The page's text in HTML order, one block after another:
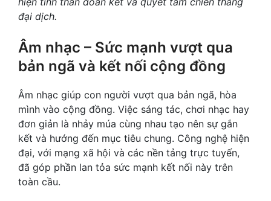
đại dịch.
Âm nhạc – Sức mạnh vượt qua
bản ngã và kết nối cộng đồng
Âm nhạc giúp con người vượt qua bản ngã, hòa
mình vào cộng đồng. Việc sáng tác, chơi nhạc hay
đơn giản là nhảy múa cùng nhau tạo nên sự gắn
kết và hướng đến mục tiêu chung. Công nghệ hiện
đại, với mạng xã hội và các nền tảng trực tuyến,
đã góp phần lan tỏa sức mạnh kết nối này trên
toàn cầu.